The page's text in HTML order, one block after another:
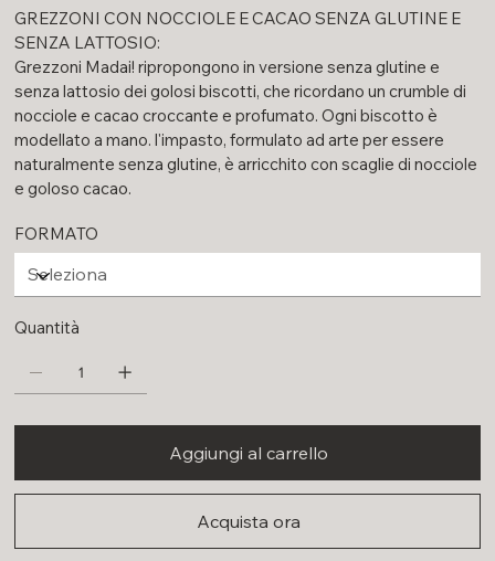
GREZZONI CON NOCCIOLE E CACAO SENZA GLUTINE E
SENZA LATTOSIO:
Grezzoni Madai! ripropongono in versione senza glutine e
senza lattosio dei golosi biscotti, che ricordano un crumble di
nocciole e cacao croccante e profumato. Ogni biscotto è
modellato a mano. l'impasto, formulato ad arte per essere
naturalmente senza glutine, è arricchito con scaglie di nocciole
e goloso cacao.
FORMATO
Quantità
Aggiungi al carrello
Acquista ora